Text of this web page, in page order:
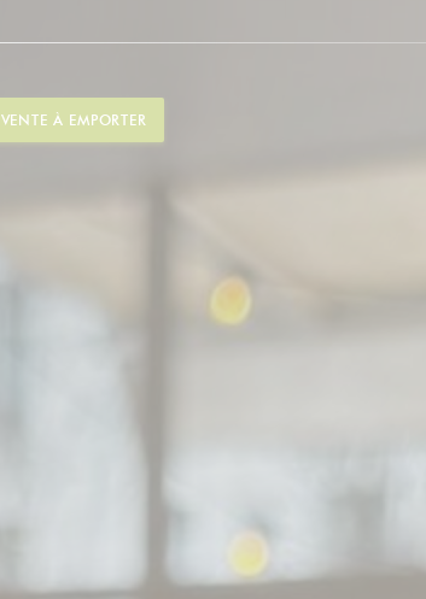
VENTE À EMPORTER